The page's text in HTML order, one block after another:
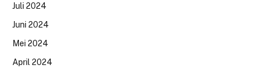
Juli 2024
Juni 2024
Mei 2024
April 2024